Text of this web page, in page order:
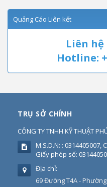
Quảng Cáo Liên kết
Liên hệ
Hotline:
TRỤ SỞ CHÍNH
CÔNG TY TNHH KỸ THUẬT
M.S.D.N: : 0314405007,
Giấy phép số:
Địa chỉ:
69 Đường T4A -